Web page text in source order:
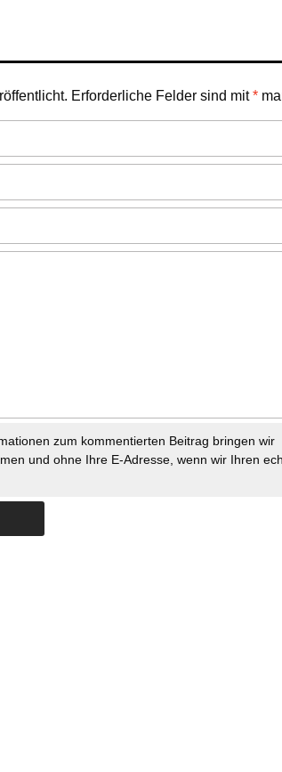
Erforderliche Felder sind mit*
zum kommentierten Beitrag bringen wir
und ohne Ihre E-Adresse, wenn wir Ihren